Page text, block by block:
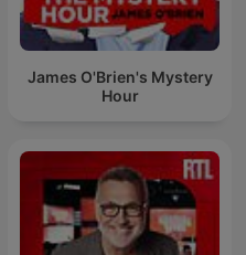
James O'Brien's Mystery
Hour